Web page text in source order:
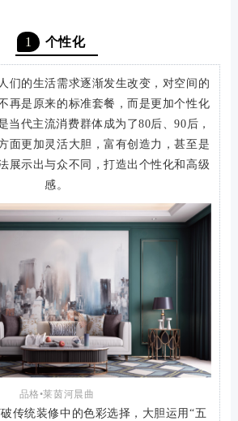
1 个性化
们的生活需求逐渐发生改变，对空间的
再是原来的标准套餐，而是更加个性化
当代主流消费群体成为了80后、90后，
面更加灵活大胆，富有创造力，甚至是
展示出与众不同，打造出个性化和高级
感。
品格•莱茵河晨曲
传统装修中的色彩选择，大胆运用“五